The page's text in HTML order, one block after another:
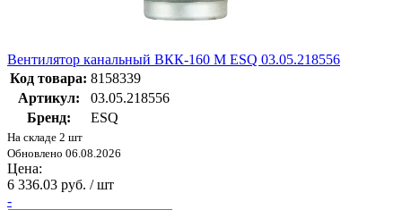
Вентилятор канальный ВКК-160 М ESQ 03.05.218556
Код товара: 8158339
Артикул:
03.05.218556
Бренд:
ESQ
На складе 2 шт
Обновлено 06.08.2026
Цена:
6 336.03 руб. / шт
-